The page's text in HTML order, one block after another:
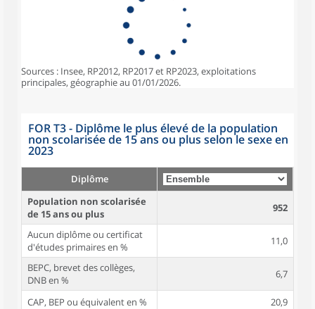
Sources : Insee, RP2012, RP2017 et RP2023, exploitations
principales, géographie au 01/01/2026.
FOR T3 - Diplôme le plus élevé de la population
non scolarisée de 15 ans ou plus selon le sexe en
2023
Diplôme
Population non scolarisée
de 15 ans ou plus
952
Aucun diplôme ou certificat
d'études primaires en %
11,0
BEPC, brevet des collèges,
DNB en %
6,7
CAP, BEP ou équivalent en %
20,9